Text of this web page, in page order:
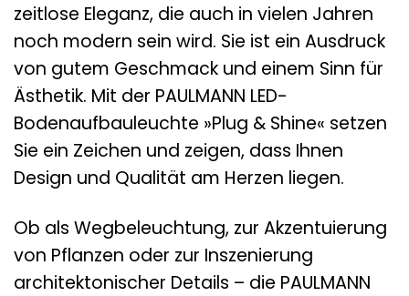
zeitlose Eleganz, die auch in vielen Jahren
noch modern sein wird. Sie ist ein Ausdruck
von gutem Geschmack und einem Sinn für
Ästhetik. Mit der PAULMANN LED-
Bodenaufbauleuchte »Plug & Shine« setzen
Sie ein Zeichen und zeigen, dass Ihnen
Design und Qualität am Herzen liegen.
Ob als Wegbeleuchtung, zur Akzentuierung
von Pflanzen oder zur Inszenierung
architektonischer Details – die PAULMANN